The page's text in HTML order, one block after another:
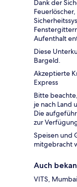
Dank der
Aufenthalt
Diese
Bargeld.
Akzeptierte
Express
Bitte
je nach Land
Die
zur
Speisen und
mitgebracht
Auch
VITS, Mumbai